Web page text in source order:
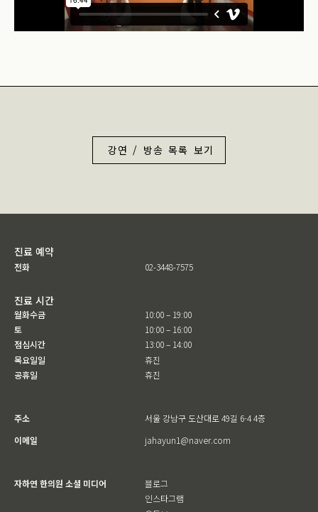
강연 / 방송 목록 보기
진료 예약
전화 02-3448-7575
진료 시간
월화수금
토
점심시간
목요일일
공휴일
10:00 – 19:00
10:00 – 16:00
13:00 – 14:00
휴진
휴진
주소
서울 강남구 도산대로 49길 6-4 4층
이메일
jahayun1@naver.com
자하연 한의원 소셜 미디어
블로그
인스타그램